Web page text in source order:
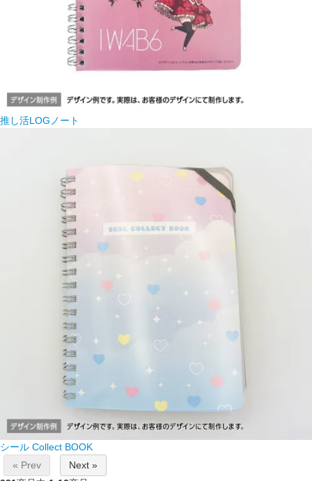
推し活LOGノート
シール Collect BOOK
« Prev
Next »